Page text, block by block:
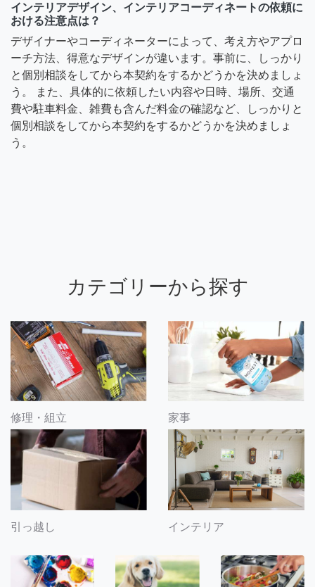
インテリアデザイン、インテリアコーディネートの依頼に
おける注意点は？
デザイナーやコーディネーターによって、考え方やアプロ
ーチ方法、得意なデザインが違います。事前に、しっかり
と個別相談をしてから本契約をするかどうかを決めましょ
う。 また、具体的に依頼したい内容や日時、場所、交通
費や駐車料金、雑費も含んだ料金の確認など、しっかりと
個別相談をしてから本契約をするかどうかを決めましょ
う。
カテゴリーから探す
修理・組立 家事
引っ越し インテリア